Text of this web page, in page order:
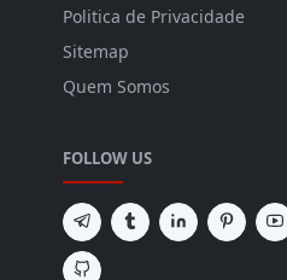
Politica de Privacidade
Sitemap
Quem Somos
FOLLOW US